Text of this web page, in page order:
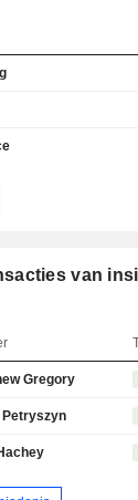
van
Gregory
Petryszyn